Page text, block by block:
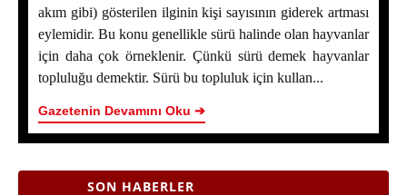
akım gibi) gösterilen ilginin kişi sayısının giderek artması
eylemidir. Bu konu genellikle sürü halinde olan hayvanlar
için daha çok örneklenir. Çünkü sürü demek hayvanlar
topluluğu demektir. Sürü bu topluluk için kullan...
Gazetenin Devamını Oku ➔
SON HABERLER
SÜRÜ PSİKOLOJİSİNDE SİYASET
Bakan Yumaklı Kars’ta Temaslarda Bulundu: Ardahan
Program Dışında Kaldı
ERZİNCAN İL ÖZEL İDARESİ SPOR KULÜBÜ AIR